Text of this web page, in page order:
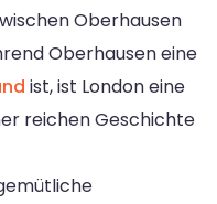
Oberhausen
Oberhausen eine
ist, ist London eine
reichen Geschichte